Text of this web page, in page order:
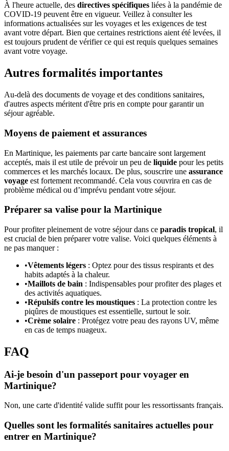
À l'heure actuelle, des directives spécifiques liées à la pandémie de
COVID-19 peuvent être en vigueur. Veillez à consulter les
informations actualisées sur les voyages et les exigences de test
avant votre départ. Bien que certaines restrictions aient été levées, il
est toujours prudent de vérifier ce qui est requis quelques semaines
avant votre voyage.
Autres formalités importantes
Au-delà des documents de voyage et des conditions sanitaires,
d'autres aspects méritent d'être pris en compte pour garantir un
séjour agréable.
Moyens de paiement et assurances
En Martinique, les paiements par carte bancaire sont largement
acceptés, mais il est utile de prévoir un peu de liquide pour les petits
commerces et les marchés locaux. De plus, souscrire une assurance
voyage est fortement recommandé. Cela vous couvrira en cas de
problème médical ou d’imprévu pendant votre séjour.
Préparer sa valise pour la Martinique
Pour profiter pleinement de votre séjour dans ce paradis tropical, il
est crucial de bien préparer votre valise. Voici quelques éléments à
ne pas manquer :
•Vêtements légers : Optez pour des tissus respirants et des
habits adaptés à la chaleur.
•Maillots de bain : Indispensables pour profiter des plages et
des activités aquatiques.
•Répulsifs contre les moustiques : La protection contre les
piqûres de moustiques est essentielle, surtout le soir.
•Crème solaire : Protégez votre peau des rayons UV, même
en cas de temps nuageux.
FAQ
Ai-je besoin d'un passeport pour voyager en
Martinique?
Non, une carte d'identité valide suffit pour les ressortissants français.
Quelles sont les formalités sanitaires actuelles pour
entrer en Martinique?